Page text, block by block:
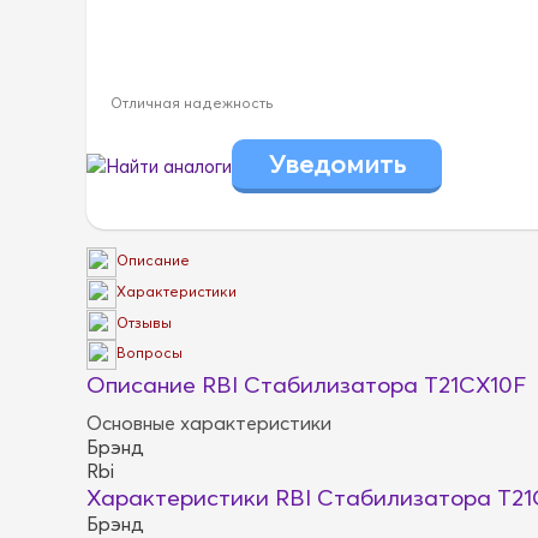
Отличная надежность
Найти аналоги
Описание
Характеристики
Отзывы
Вопросы
Описание RBI Стабилизатора T21CX10F
Основные характеристики
Брэнд
Rbi
Характеристики RBI Стабилизатора
Брэнд